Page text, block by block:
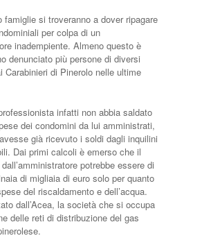
famiglie si troveranno a dover ripagare
per colpa di un
inadempiente. Almeno questo è
denunciato più persone di diversi
Carabinieri di Pinerolo nelle ultime
infatti non abbia saldato
dei condomini da lui amministrati,
già ricevuto i soldi dagli inquilini
Dai primi calcoli è emerso che il
potrebbe essere di
di migliaia di euro solo per quanto
del riscaldamento e dell’acqua.
dall’Acea, la società che si occupa
delle reti di distribuzione del gas